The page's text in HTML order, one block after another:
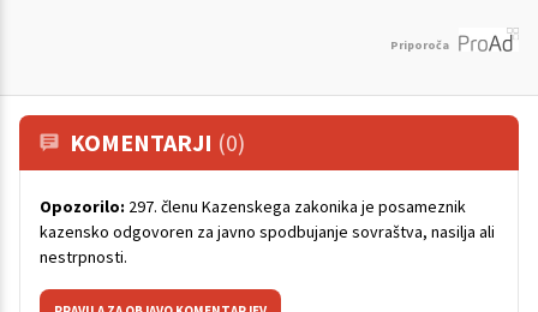
Priporoča
KOMENTARJI (0)
Opozorilo: 297. členu Kazenskega zakonika je posameznik
kazensko odgovoren za javno spodbujanje sovraštva, nasilja ali
nestrpnosti.